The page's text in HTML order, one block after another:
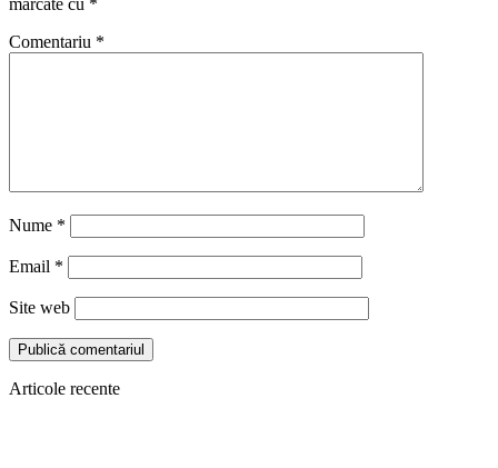
marcate cu *
Comentariu *
Nume *
Email *
Site web
Articole recente